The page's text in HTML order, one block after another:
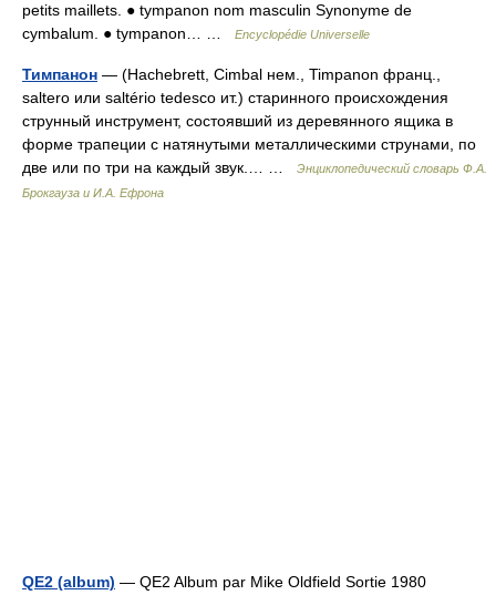
petits maillets. ● tympanon nom masculin Synonyme de
cymbalum. ● tympanon… …
Encyclopédie Universelle
Тимпанон — (Hachebrett, Cimbal нем., Timpanon франц.,
saltero или saltério tedesco ит.) старинного происхождения
струнный инструмент, состоявший из деревянного ящика в
форме трапеции с натянутыми металлическими струнами, по
две или по три на каждый звук.… …
Энциклопедический словарь Ф.А.
Брокгауза и И.А. Ефрона
QE2 (album) — QE2 Album par Mike Oldfield Sortie 1980